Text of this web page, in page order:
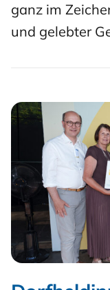
ganz im
und gelebter